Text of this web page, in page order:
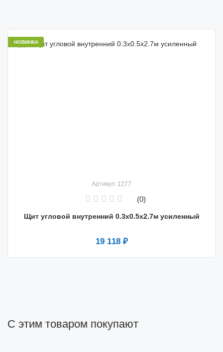
НОВИНКА
Артикул: 1277
(0)
Щит угловой внутренний 0.3х0.5х2.7м усиленный
19 118 ₽
С этим товаром покупают